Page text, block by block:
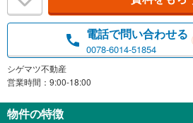
電話で問い合わせる
0078-6014-51854
シゲマツ不動産
営業時間：9:00-18:00
物件の特徴